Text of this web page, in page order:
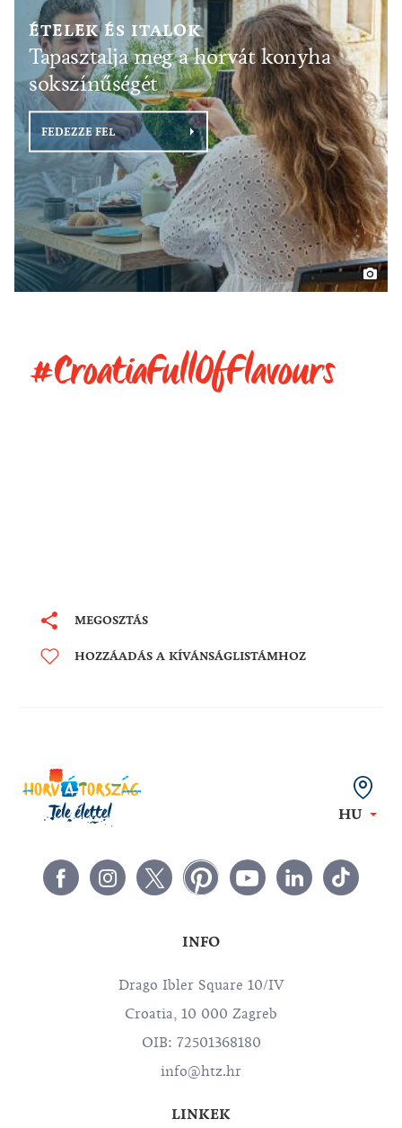
ÉTELEK ÉS ITALOK
Tapasztalja meg a horvát konyha
sokszínűségét
FEDEZZE FEL
#CroatiaFullOfFlavours
MEGOSZTÁS
HOZZÁADÁS A KÍVÁNSÁGLISTÁMHOZ
HU
INFO
Drago Ibler Square 10/IV
Croatia, 10 000 Zagreb
OIB: 72501368180
info@htz.hr
LINKEK